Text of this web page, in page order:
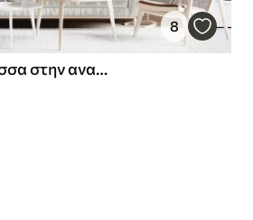
8
Οι γλάροι και η θάλασσα στην ανατολή του ηλίου